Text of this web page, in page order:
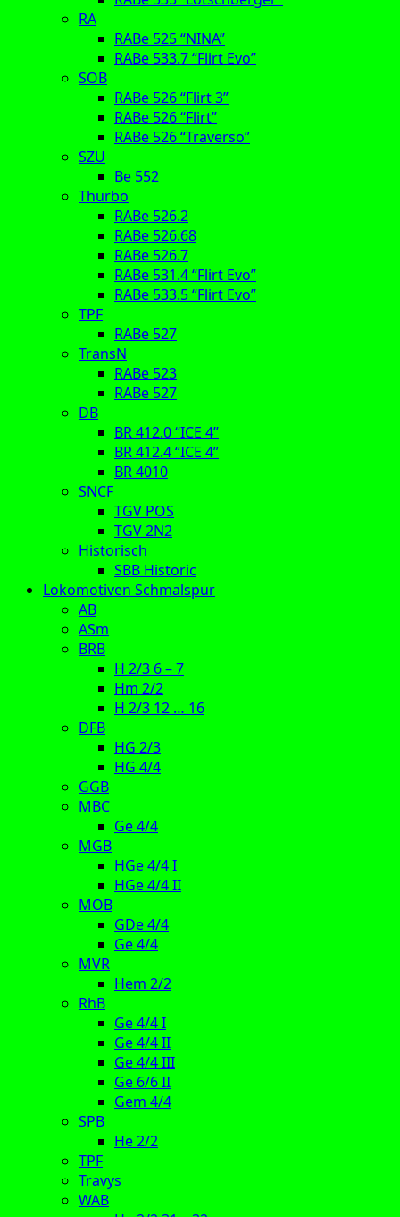
RA
RABe 525 “NINA”
RABe 533.7 “Flirt Evo”
SOB
RABe 526 “Flirt 3”
RABe 526 “Flirt”
RABe 526 “Traverso”
SZU
Be 552
Thurbo
RABe 526.2
RABe 526.68
RABe 526.7
RABe 531.4 “Flirt Evo”
RABe 533.5 “Flirt Evo”
TPF
RABe 527
TransN
RABe 523
RABe 527
DB
BR 412.0 “ICE 4”
BR 412.4 “ICE 4”
BR 4010
SNCF
TGV POS
TGV 2N2
Historisch
SBB Historic
Lokomotiven Schmalspur
AB
ASm
BRB
H 2/3 6 – 7
Hm 2/2
H 2/3 12 … 16
DFB
HG 2/3
HG 4/4
GGB
MBC
Ge 4/4
MGB
HGe 4/4 I
HGe 4/4 II
MOB
GDe 4/4
Ge 4/4
MVR
Hem 2/2
RhB
Ge 4/4 I
Ge 4/4 II
Ge 4/4 III
Ge 6/6 II
Gem 4/4
SPB
He 2/2
TPF
Travys
WAB